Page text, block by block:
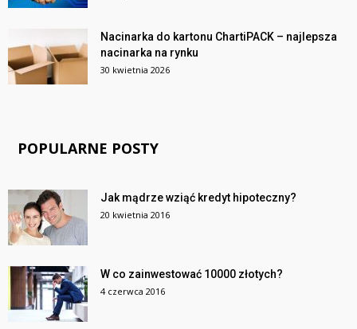
Nacinarka do kartonu ChartiPACK – najlepsza
nacinarka na rynku
30 kwietnia 2026
POPULARNE POSTY
Jak mądrze wziąć kredyt hipoteczny?
20 kwietnia 2016
W co zainwestować 10000 złotych?
4 czerwca 2016